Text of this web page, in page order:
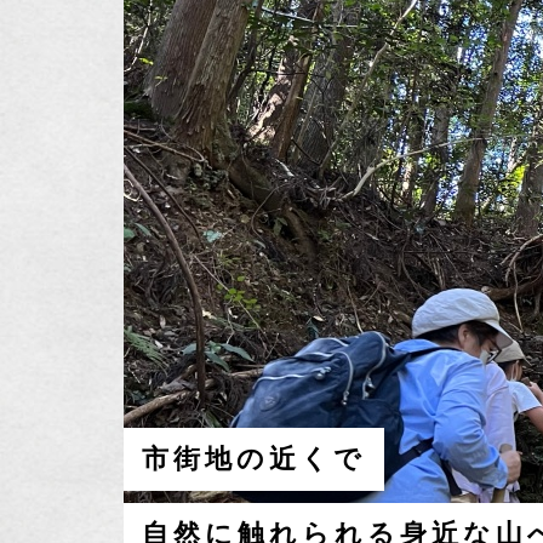
市街地の近くで
自然に触れられる身近な山